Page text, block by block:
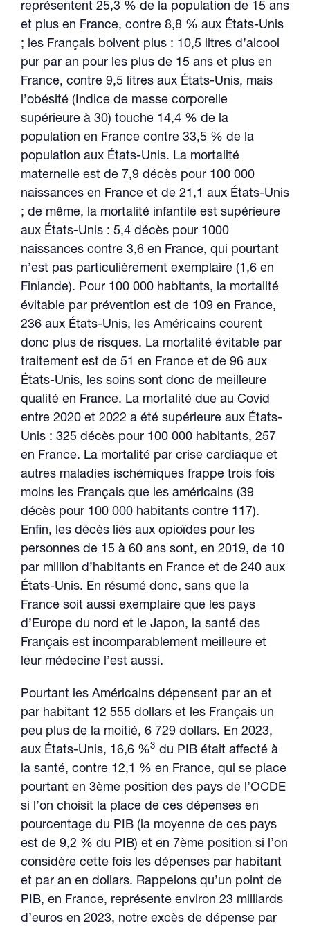
représentent 25,3 % de la population de 15 ans
et plus en France, contre 8,8 % aux États-Unis
; les Français boivent plus : 10,5 litres d’alcool
pur par an pour les plus de 15 ans et plus en
France, contre 9,5 litres aux États-Unis, mais
l’obésité (Indice de masse corporelle
supérieure à 30) touche 14,4 % de la
population en France contre 33,5 % de la
population aux États-Unis. La mortalité
maternelle est de 7,9 décès pour 100 000
naissances en France et de 21,1 aux États-Unis
; de même, la mortalité infantile est supérieure
aux États-Unis : 5,4 décès pour 1000
naissances contre 3,6 en France, qui pourtant
n’est pas particulièrement exemplaire (1,6 en
Finlande). Pour 100 000 habitants, la mortalité
évitable par prévention est de 109 en France,
236 aux États-Unis, les Américains courent
donc plus de risques. La mortalité évitable par
traitement est de 51 en France et de 96 aux
États-Unis, les soins sont donc de meilleure
qualité en France. La mortalité due au Covid
entre 2020 et 2022 a été supérieure aux États-
Unis : 325 décès pour 100 000 habitants, 257
en France. La mortalité par crise cardiaque et
autres maladies ischémiques frappe trois fois
moins les Français que les américains (39
décès pour 100 000 habitants contre 117).
Enfin, les décès liés aux opioïdes pour les
personnes de 15 à 60 ans sont, en 2019, de 10
par million d’habitants en France et de 240 aux
États-Unis. En résumé donc, sans que la
France soit aussi exemplaire que les pays
d’Europe du nord et le Japon, la santé des
Français est incomparablement meilleure et
leur médecine l’est aussi.
Pourtant les Américains dépensent par an et
par habitant 12 555 dollars et les Français un
peu plus de la moitié, 6 729 dollars. En 2023,
aux États-Unis, 16,6 %3 du PIB était affecté à
la santé, contre 12,1 % en France, qui se place
pourtant en 3ème position des pays de l’OCDE
si l’on choisit la place de ces dépenses en
pourcentage du PIB (la moyenne de ces pays
est de 9,2 % du PIB) et en 7ème position si l’on
considère cette fois les dépenses par habitant
et par an en dollars. Rappelons qu’un point de
PIB, en France, représente environ 23 milliards
d’euros en 2023, notre excès de dépense par